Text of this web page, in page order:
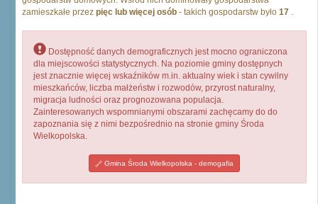
zamieszkałe przez pięc lub więcej osób - takich gospodarstw było 17 .
Dostępność danych demograficznych jest mocno ograniczona
dla miejscowości statystycznych. Na poziomie gminy dostępnych
jest znacznie więcej wskaźników m.in. aktualny wiek i stan cywilny
mieszkańców, liczba małżeństw i rozwodów, przyrost naturalny,
migracja ludności oraz prognozowana populacja.
Zainteresowanych wspomnianymi obszarami zachęcamy do do
zapoznania się z nimi bezpośrednio na stronie gminy Środa
Wielkopolska.
Gmina Środa Wielkopolska - demogafia